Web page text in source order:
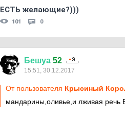
ЕСТЬ желающие?)))
101 0
Бешуа 52
15:51, 30.12.2017
От пользователя Крысиный
мандарины,оливье,и лживая речь